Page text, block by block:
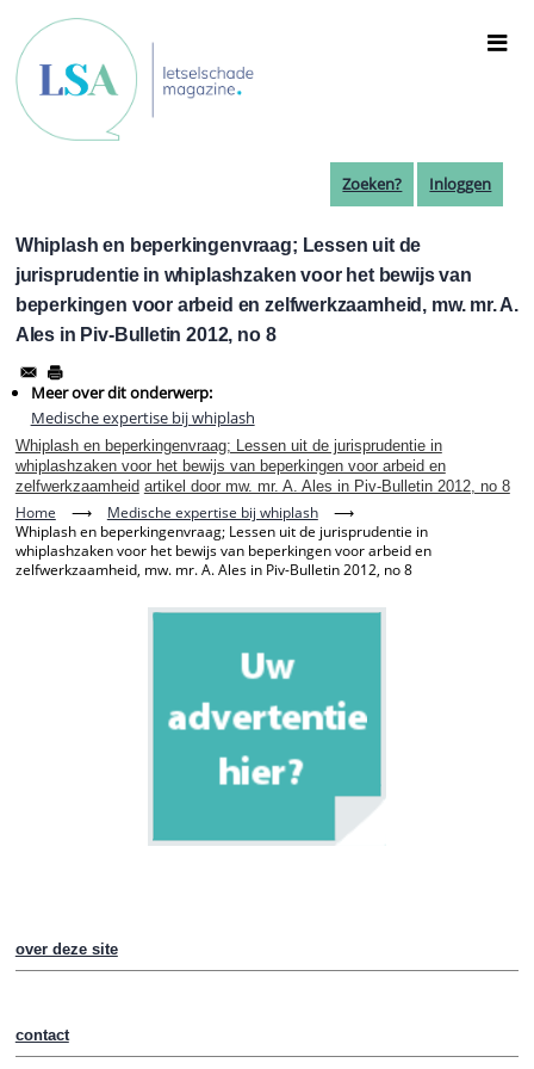
naar
de
inhoud
gaan
Zoeken? Inloggen
Whiplash en beperkingenvraag; Lessen uit de
jurisprudentie in whiplashzaken voor het bewijs van
beperkingen voor arbeid en zelfwerkzaamheid, mw. mr. A.
Ales in Piv-Bulletin 2012, no 8
Meer over dit onderwerp:
Medische expertise bij whiplash
Whiplash en beperkingenvraag; Lessen uit de jurisprudentie in
whiplashzaken voor het bewijs van beperkingen voor arbeid en
zelfwerkzaamheid artikel door mw. mr. A. Ales in Piv-Bulletin 2012, no 8
Home ⟶ Medische expertise bij whiplash
⟶
Whiplash en beperkingenvraag; Lessen uit de jurisprudentie in
whiplashzaken voor het bewijs van beperkingen voor arbeid en
zelfwerkzaamheid, mw. mr. A. Ales in Piv-Bulletin 2012, no 8
over deze site
contact